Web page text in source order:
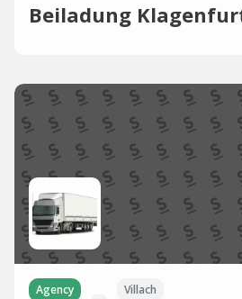
Beiladung
Agency Villach